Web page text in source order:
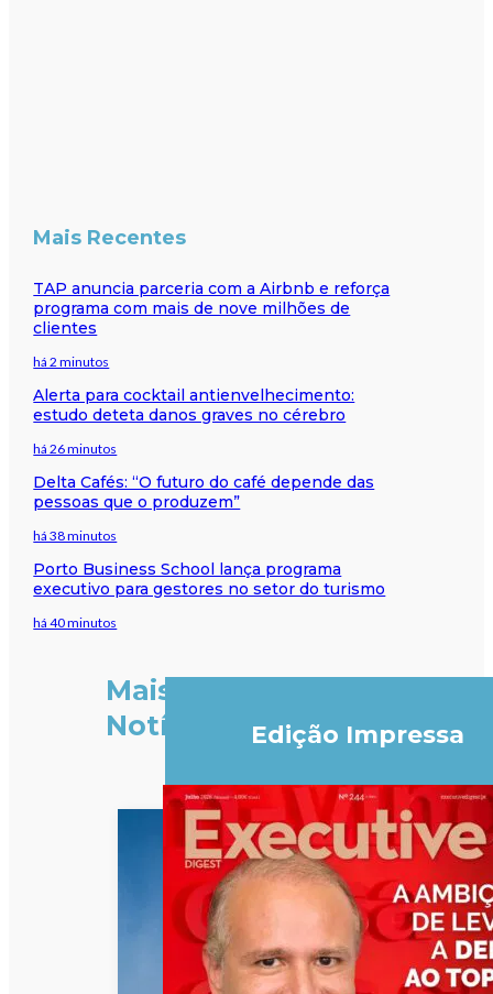
Mais Recentes
TAP anuncia parceria com a Airbnb e reforça
programa com mais de nove milhões de
clientes
há 2 minutos
Alerta para cocktail antienvelhecimento:
estudo deteta danos graves no cérebro
há 26 minutos
Delta Cafés: “O futuro do café depende das
pessoas que o produzem”
há 38 minutos
Porto Business School lança programa
executivo para gestores no setor do turismo
há 40 minutos
Mais
Notícias
Edição Impressa